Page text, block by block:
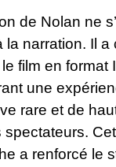
de Nolan ne
la narration. Il a
film en format
une
rare et de
spectateurs.
a renforcé le